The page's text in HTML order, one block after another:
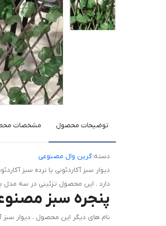
توضیحات محصول مشخصات
دسته:گرین وال مصنوعی
دیوار سبز آکاردئونی یا نرده سبز
دارد . این محصول تزئینی در سه مدل
پنجره سبز
نام های دیگر این محصول ، دیوار